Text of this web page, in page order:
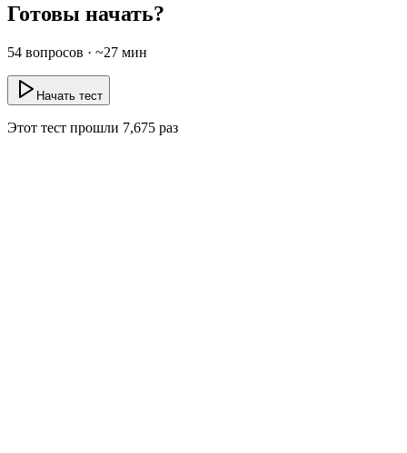
Готовы начать?
54 вопросов · ~27 мин
Начать тест
Этот тест прошли 7,675 раз